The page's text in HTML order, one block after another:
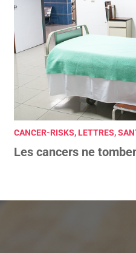
CANCER-RISKS, LETTRES,
Les cancers ne